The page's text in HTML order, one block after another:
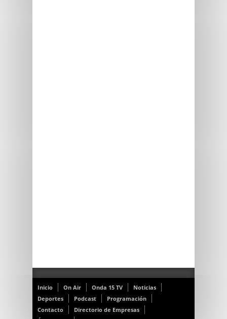
Inicio On Air Onda 15 TV
Noticias
Deportes
Podcast
Programación
Contacto
Directorio de Empresas